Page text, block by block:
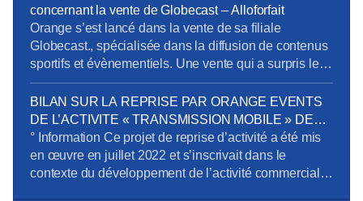
une immense réussite opérationnelle ». Selon le
syndicat, la dégradation de la situation […]
concernant la vente de Globecast – Alloforfait
Orange s’est lancé dans la vente de sa filiale
Globecast., spécialisée dans la diffusion de contenus
sportifs et évènementiels. Une vente qui a surpris les
syndicats dont la CFE-CGC. […]Une annonce qui « a
profondément choqué les personnels » selon le
syndicat CFE-CGC qui s’étonne également de cette
« communication informelle » puisque les instances
n’ont pas été consultées […]
BILAN SUR LA REPRISE PAR ORANGE EVENTS
DE L’ACTIVITE « TRANSMISSION MOBILE » DE
GLOBECAST
° Information Ce projet de reprise d’activité a été mis
en œuvre en juillet 2022 et s’inscrivait dans le
contexte du développement de l’activité commerciale